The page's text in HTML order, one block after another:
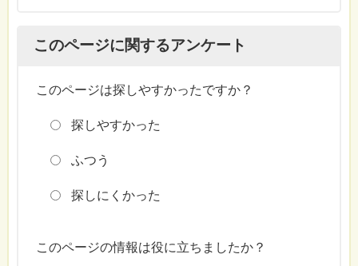
このページに関するアンケート
このページは探しやすかったですか？
探しやすかった
ふつう
探しにくかった
このページの情報は役に立ちましたか？